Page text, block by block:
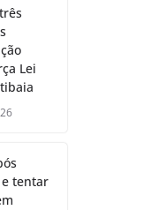
Lei
tentar